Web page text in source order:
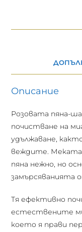
Описание
Розовата пяна-
почистване на
удължаване,
веждите.
пяна нежно, но
замърсяванията
Тя ефективно
естествените
което я прави